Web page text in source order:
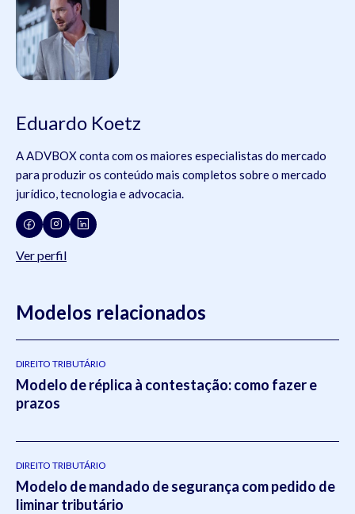
Eduardo Koetz
A ADVBOX conta com os maiores especialistas do mercado
para produzir os conteúdo mais completos sobre o mercado
jurídico, tecnologia e advocacia.
Ver perfil
Modelos relacionados
DIREITO TRIBUTÁRIO
Modelo de réplica à contestação: como fazer e
prazos
DIREITO TRIBUTÁRIO
Modelo de mandado de segurança com pedido de
liminar tributário